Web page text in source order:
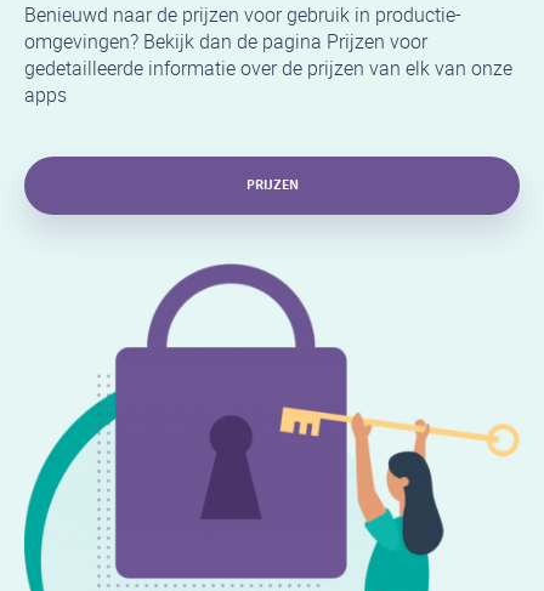
Benieuwd naar de prijzen voor gebruik in productie-
omgevingen? Bekijk dan de pagina Prijzen voor
gedetailleerde informatie over de prijzen van elk van onze
apps
PRIJZEN